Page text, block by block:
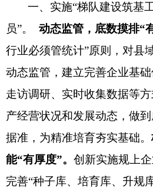
一、实施“梯队建设筑基
员”。 动态监管，底数摸排“
行业必须管统计”原则，对县
动态监管，建立完善企业基
走访调研、实时收集数据等
产经营状况和发展动态，做
据准，为精准培育夯实基础。
能“有厚度”。 创新实施规上
完善“种子库、培育库、升规